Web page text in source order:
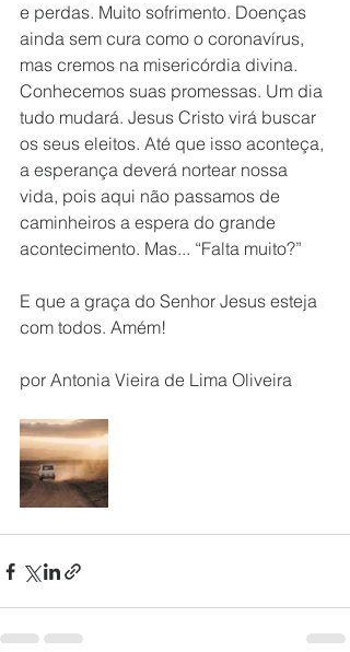
e perdas. Muito sofrimento. Doenças
ainda sem cura como o coronavírus,
mas cremos na misericórdia divina.
Conhecemos suas promessas. Um dia
tudo mudará. Jesus Cristo virá buscar
os seus eleitos. Até que isso aconteça,
a esperança deverá nortear nossa
vida, pois aqui não passamos de
caminheiros a espera do grande
acontecimento. Mas... “Falta muito?”
E que a graça do Senhor Jesus esteja
com todos. Amém!
por Antonia Vieira de Lima Oliveira